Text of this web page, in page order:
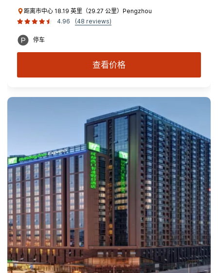
距离市中心 18.19 英里（29.27 公里）Pengzhou
4.96
(48 reviews)
停车
查看价格